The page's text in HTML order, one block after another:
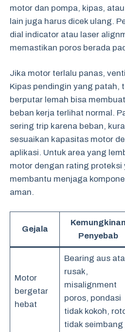
motor dan pompa, kipas,
lain juga harus dicek ulang.
dial indicator atau laser
memastikan poros berada
Jika motor terlalu panas,
Kipas pendingin yang patah,
berputar lemah bisa
beban kerja terlihat normal.
sering trip karena beban,
sesuaikan kapasitas motor
aplikasi. Untuk area yang
motor dengan rating proteksi
membantu menjaga
aman.
Gejala
Kemungkinan
Penyebab
Motor
bergetar
hebat
Bearing aus
rusak,
misalignment
poros, pondasi
tidak kokoh,
tidak seimbang